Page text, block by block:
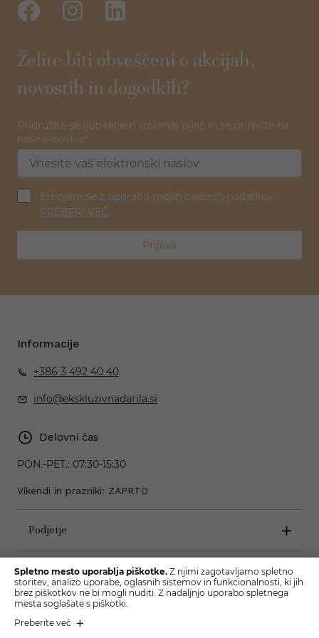
Želite biti obveščeni o akcijah,
novostih in dogodkih?
Pridružite se ljubiteljem izbranih pijač in se prijavite na
naše e-novice!
Strinjam se z uporabo mojih osebnih podatkov.
PREBERI VEČ
Prijava
Informacije
+386 3 492 40 40
info@ekskluzivnadarila.si
Delovni čas
PON.-PET.: 07:30-15:30
Vikendi in prazniki: ZAPRTO
Podjetje
Pogoji poslovanja
Spletno mesto uporablja piškotke. Z njimi zagotavljamo spletno
storitev, analizo uporabe, oglasnih sistemov in funkcionalnosti, ki jih
brez piškotkov ne bi mogli nuditi. Z nadaljnjo uporabo spletnega
mesta soglašate s piškotki.
Preberite več